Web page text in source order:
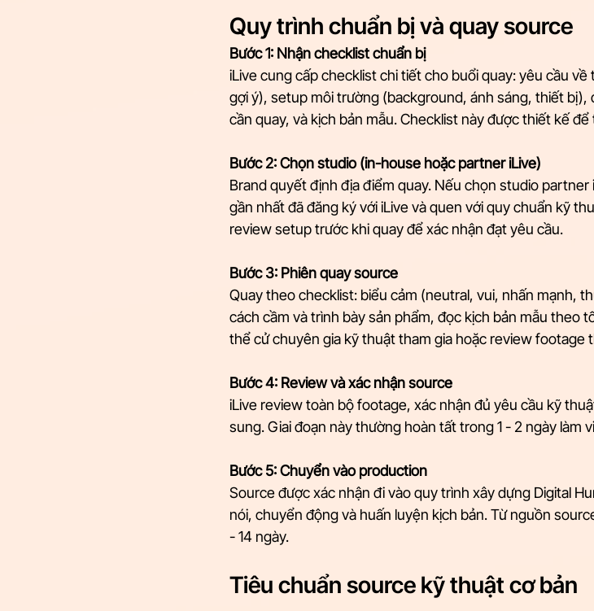
Quy trình chuẩn bị và quay source
Bước 1: Nhận checklist chuẩn bị
iLive cung cấp checklist chi tiết cho buổi quay: yêu cầu
gợi ý), setup môi trường (background, ánh sáng, thiết bị),
cần quay, và kịch bản mẫu. Checklist này được thiết kế để
Bước 2: Chọn studio (in-house hoặc partner iLive)
Brand quyết định địa điểm quay. Nếu chọn studio
gần nhất đã đăng ký với iLive và quen với quy chuẩn kỹ
review setup trước khi quay để xác nhận đạt yêu cầu.
Bước 3: Phiên quay source
Quay theo checklist: biểu cảm (neutral, vui, nhấn mạnh,
cách cầm và trình bày sản phẩm, đọc kịch bản mẫu theo
thể cử chuyên gia kỹ thuật tham gia hoặc review footage
Bước 4: Review và xác nhận source
iLive review toàn bộ footage, xác nhận đủ yêu cầu kỹ
sung. Giai đoạn này thường hoàn tất trong 1 - 2 ngày làm
Bước 5: Chuyển vào production
Source được xác nhận đi vào quy trình xây dựng Digital
nói, chuyển động và huấn luyện kịch bản. Từ nguồn
- 14 ngày.
Tiêu chuẩn source kỹ thuật cơ bản